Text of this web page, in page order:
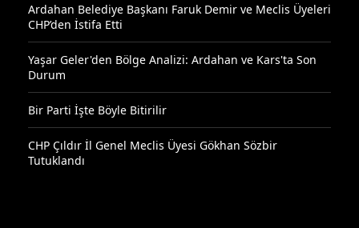
Ardahan Belediye Başkanı Faruk Demir ve Meclis Üyeleri
CHP’den İstifa Etti
Yaşar Geler'den Bölge Analizi: Ardahan ve Kars'ta Son
Durum
Bir Parti İşte Böyle Bitirilir
CHP Çıldır İl Genel Meclis Üyesi Gökhan Sözbir
Tutuklandı